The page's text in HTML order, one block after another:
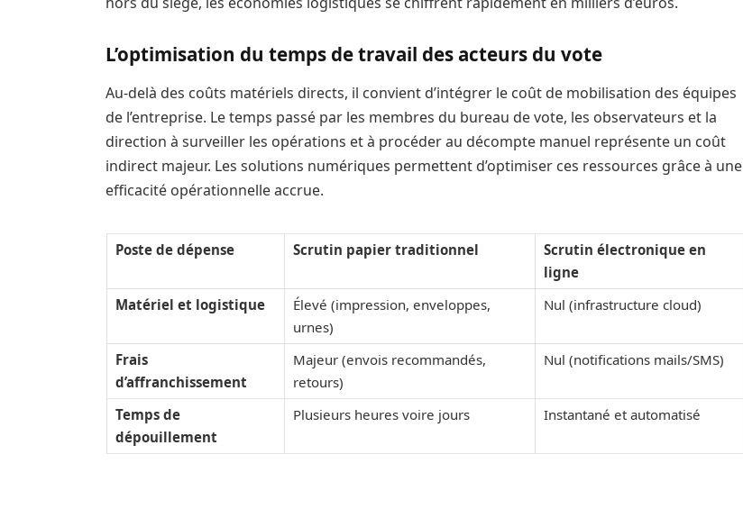
L’optimisation du temps de travail des acteurs du vote
Au-delà des coûts matériels directs, il convient d’intégrer le coût de mobilisation des équipes
de l’entreprise. Le temps passé par les membres du bureau de vote, les observateurs et la
direction à surveiller les opérations et à procéder au décompte manuel représente un coût
indirect majeur. Les solutions numériques permettent d’optimiser ces ressources grâce à une
efficacité opérationnelle accrue.
Poste de dépense Scrutin papier traditionnel
Scrutin électronique en
ligne
Matériel et logistique
Élevé (impression, enveloppes,
urnes)
Nul (infrastructure cloud)
Frais
d’affranchissement
Majeur (envois recommandés,
retours)
Nul (notifications mails/SMS)
Temps de
dépouillement
Plusieurs heures voire jours Instantané et automatisé